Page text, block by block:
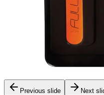
Previous slide Next